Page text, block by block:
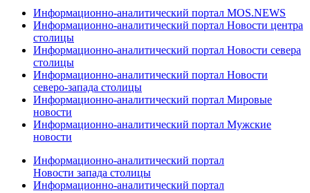
Информационно-аналитический портал MOS.NEWS
Информационно-аналитический портал Новости центра
столицы
Информационно-аналитический портал Новости севера
столицы
Информационно-аналитический портал Новости
северо-запада столицы
Информационно-аналитический портал Мировые
новости
Информационно-аналитический портал Мужские
новости
Информационно-аналитический портал
Новости запада столицы
Информационно-аналитический портал